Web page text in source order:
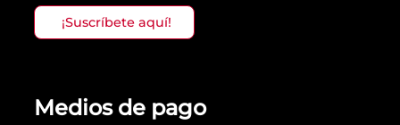
Medios de pago